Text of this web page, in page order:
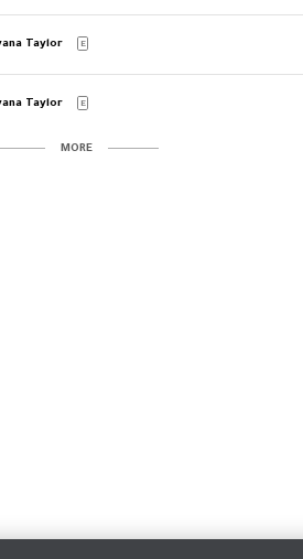
E
Taylor
E
Taylor
MORE